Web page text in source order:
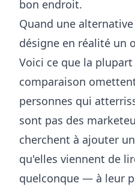
bon endroit.
Quand une
désigne en réalité un
Voici ce que la
comparaison
personnes qui
sont pas des
cherchent à ajouter un
qu'elles viennent de
quelconque — à leur